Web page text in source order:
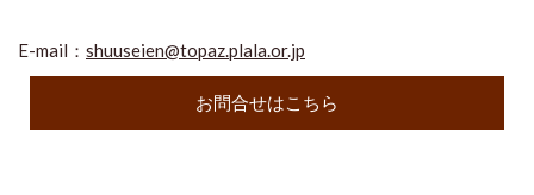
E-mail： shuuseien@topaz.plala.or.jp
お問合せはこちら